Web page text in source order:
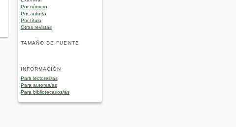
Por número
Por autor/a
Por título
Otras revistas
TAMAÑO DE FUENTE
INFORMACIÓN
Para lectores/as
Para autores/as
Para bibliotecarios/as